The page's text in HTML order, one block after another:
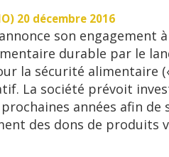
20 décembre 2016
son engagement
durable par le
la sécurité alimentaire
La société prévoit
années afin
des dons de produits